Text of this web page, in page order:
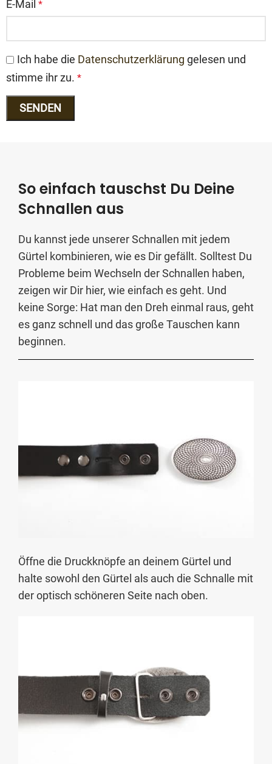
E-Mail *
Ich habe die Datenschutzerklärung gelesen und
stimme ihr zu. *
So einfach tauschst Du Deine
Schnallen aus
Du kannst jede unserer Schnallen mit jedem
Gürtel kombinieren, wie es Dir gefällt. Solltest Du
Probleme beim Wechseln der Schnallen haben,
zeigen wir Dir hier, wie einfach es geht. Und
keine Sorge: Hat man den Dreh einmal raus, geht
es ganz schnell und das große Tauschen kann
beginnen.
Öffne die Druckknöpfe an deinem Gürtel und
halte sowohl den Gürtel als auch die Schnalle mit
der optisch schöneren Seite nach oben.